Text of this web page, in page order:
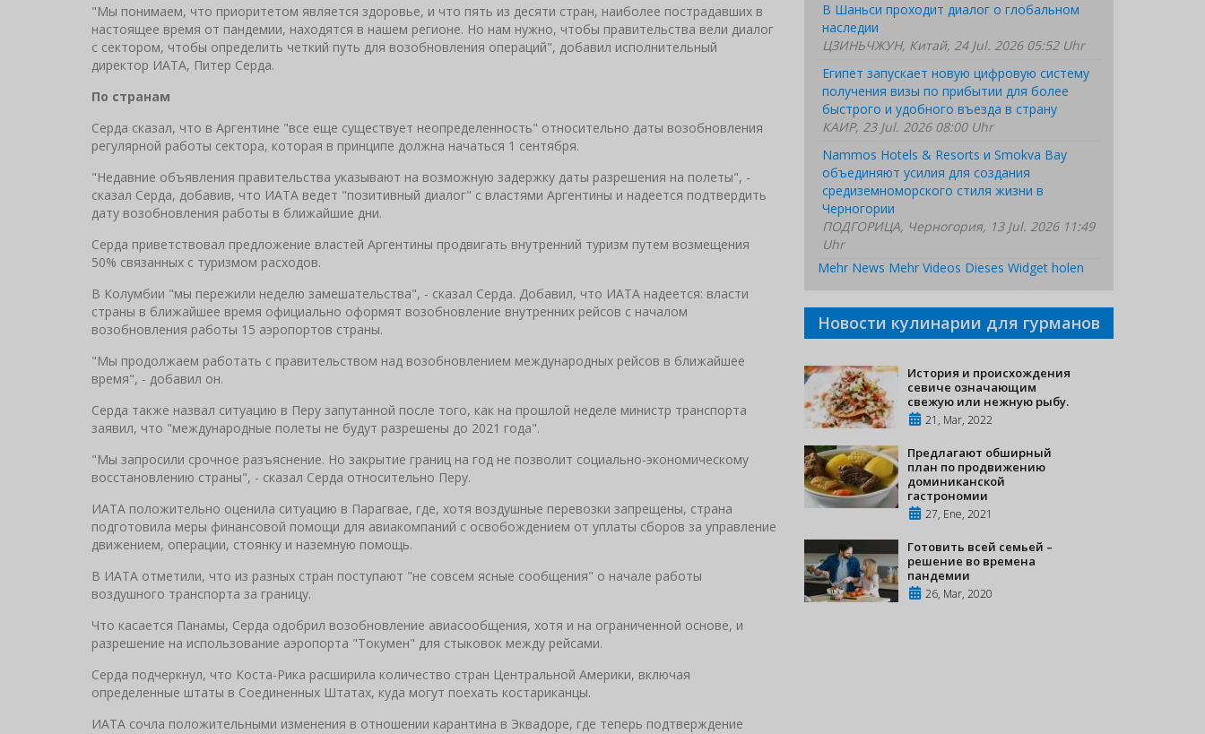
"Мы понимаем, что приоритетом является здоровье, и что пять из десяти стран, наиболее пострадавших в
настоящее время от пандемии, находятся в нашем регионе. Но нам нужно, чтобы правительства вели диалог
с сектором, чтобы определить четкий путь для возобновления операций", добавил исполнительный
директор ИАТА, Питер Серда.
По странам
Серда сказал, что в Аргентине "все еще существует неопределенность" относительно даты возобновления
регулярной работы сектора, которая в принципе должна начаться 1 сентября.
"Недавние объявления правительства указывают на возможную задержку даты разрешения на полеты", -
сказал Серда, добавив, что ИАТА ведет "позитивный диалог" с властями Аргентины и надеется подтвердить
дату возобновления работы в ближайшие дни.
Серда приветствовал предложение властей Аргентины продвигать внутренний туризм путем возмещения
50% связанных с туризмом расходов.
В Колумбии "мы пережили неделю замешательства", - сказал Серда. Добавил, что ИАТА надеется: власти
страны в ближайшее время официально оформят возобновление внутренних рейсов с началом
возобновления работы 15 аэропортов страны.
"Мы продолжаем работать с правительством над возобновлением международных рейсов в ближайшее
время", - добавил он.
Серда также назвал ситуацию в Перу запутанной после того, как на прошлой неделе министр транспорта
заявил, что "международные полеты не будут разрешены до 2021 года".
"Мы запросили срочное разъяснение. Но закрытие границ на год не позволит социально-экономическому
восстановлению страны", - сказал Серда относительно Перу.
ИАТА положительно оценила ситуацию в Парагвае, где, хотя воздушные перевозки запрещены, страна
подготовила меры финансовой помощи для авиакомпаний с освобождением от уплаты сборов за управление
движением, операции, стоянку и наземную помощь.
В ИАТА отметили, что из разных стран поступают "не совсем ясные сообщения" о начале работы
воздушного транспорта за границу.
Что касается Панамы, Серда одобрил возобновление авиасообщения, хотя и на ограниченной основе, и
разрешение на использование аэропорта "Токумен" для стыковок между рейсами.
Серда подчеркнул, что Коста-Рика расширила количество стран Центральной Америки, включая
определенные штаты в Соединенных Штатах, куда могут поехать костариканцы.
ИАТА сочла положительными изменения в отношении карантина в Эквадоре, где теперь подтверждение
В Шаньси проходит диалог о глобальном
наследии
ЦЗИНЬЧЖУН, Китай, 24 Jul. 2026 05:52 Uhr
Египет запускает новую цифровую систему
получения визы по прибытии для более
быстрого и удобного въезда в страну
КАИР, 23 Jul. 2026 08:00 Uhr
Nammos Hotels & Resorts и Smokva Bay
объединяют усилия для создания
средиземноморского стиля жизни в
Черногории
ПОДГОРИЦА, Черногория, 13 Jul. 2026 11:49
Uhr
Mehr News Mehr Videos Dieses Widget holen
Новости кулинарии для гурманов
История и происхождения
севиче означающим
свежую или нежную рыбу.
21, Mar, 2022
Предлагают обширный
план по продвижению
доминиканской
гастрономии
27, Ene, 2021
Готовить всей семьей –
решение во времена
пандемии
26, Mar, 2020